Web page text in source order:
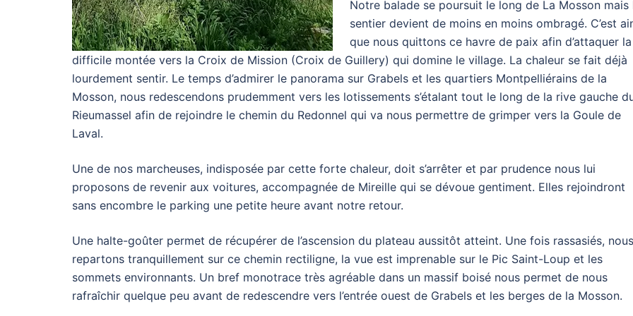
Notre balade se poursuit le long de La Mosson mais
sentier devient de moins en moins ombragé. C’est
que nous quittons ce havre de paix afin d’attaquer la
difficile montée vers la Croix de Mission (Croix de Guillery) qui domine le village. La chaleur se fait déjà
lourdement sentir. Le temps d’admirer le panorama sur Grabels et les quartiers Montpelliérains de la
Mosson, nous redescendons prudemment vers les lotissements s’étalant tout le long de la rive gauche
Rieumassel afin de rejoindre le chemin du Redonnel qui va nous permettre de grimper vers la Goule de
Laval.
Une de nos marcheuses, indisposée par cette forte chaleur, doit s’arrêter et par prudence nous lui
proposons de revenir aux voitures, accompagnée de Mireille qui se dévoue gentiment. Elles rejoindront
sans encombre le parking une petite heure avant notre retour.
Une halte-goûter permet de récupérer de l’ascension du plateau aussitôt atteint. Une fois rassasiés, nous
repartons tranquillement sur ce chemin rectiligne, la vue est imprenable sur le Pic Saint-Loup et les
sommets environnants. Un bref monotrace très agréable dans un massif boisé nous permet de nous
rafraîchir quelque peu avant de redescendre vers l’entrée ouest de Grabels et les berges de la Mosson.